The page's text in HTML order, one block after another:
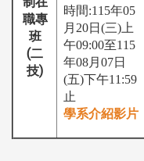
職專
班
(二
技)
時間:115年05
月20日(三)上
午09:00至115
年08月07日
(五)下午11:59
止
學系介紹影片